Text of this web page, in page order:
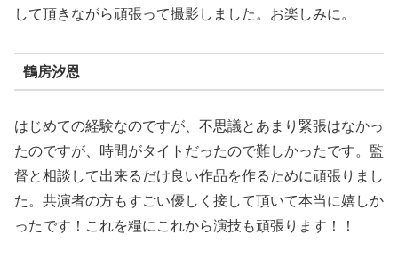
して頂きながら頑張って撮影しました。お楽しみに。
鶴房汐恩
はじめての経験なのですが、不思議とあまり緊張はなかっ
たのですが、時間がタイトだったので難しかったです。監
督と相談して出来るだけ良い作品を作るために頑張りまし
た。共演者の方もすごい優しく接して頂いて本当に嬉しか
ったです！これを糧にこれから演技も頑張ります！！